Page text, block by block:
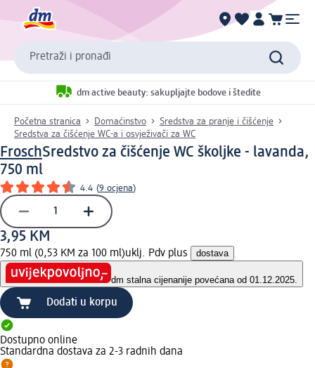
Pretraži i pronađi
dm active beauty: sakupljajte bodove i štedite
Početna stranica Domaćinstvo
Sredstva za pranje i čišćenje
Sredstva za čišćenje WC-a i osvježivači za WC
FroschSredstvo za čišćenje WC školjke - lavanda,
750 ml
4.4 (9 ocjena)
3,95 KM
750 ml (0,53 KM za 100 ml)uklj. Pdv plus dostava
dm stalna cijenanije povećana od 01.12.2025.
Dodati u korpu
Dostupno online
Standardna dostava za 2-3 radnih dana